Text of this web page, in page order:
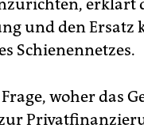
erklärt
und den Ersatz
Schienennetzes.
woher das